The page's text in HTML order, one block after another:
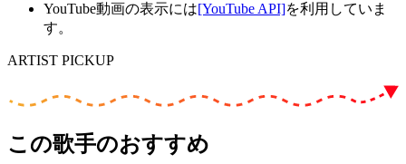
YouTube動画の表示には[YouTube API]を利用していま
す。
ARTIST PICKUP
この歌手のおすすめ